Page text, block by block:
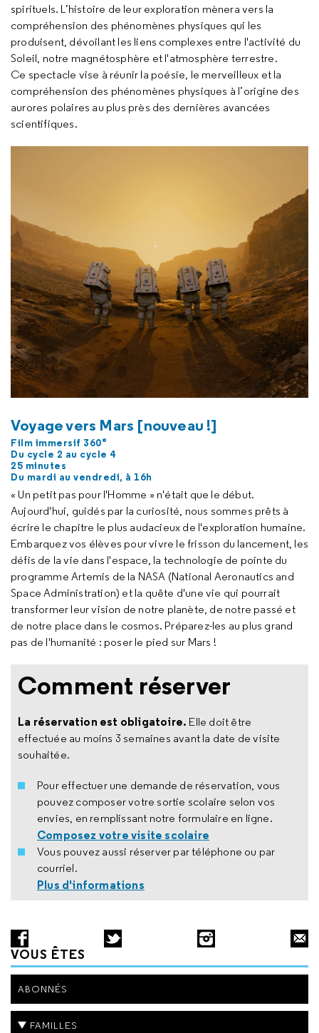
spirituels. L’histoire de leur exploration mènera vers la
compréhension des phénomènes physiques qui les
produisent, dévoilant les liens complexes entre l'activité du
Soleil, notre magnétosphère et l'atmosphère terrestre.
Ce spectacle vise à réunir la poésie, le merveilleux et la
compréhension des phénomènes physiques à l’origine des
aurores polaires au plus près des dernières avancées
scientifiques.
Voyage vers Mars [nouveau !]
Film immersif 360°
Du cycle 2 au cycle 4
25 minutes
Du mardi au vendredi, à 16h
« Un petit pas pour l'Homme » n'était que le début.
Aujourd'hui, guidés par la curiosité, nous sommes prêts à
écrire le chapitre le plus audacieux de l'exploration humaine.
Embarquez vos élèves pour vivre le frisson du lancement, les
défis de la vie dans l'espace, la technologie de pointe du
programme Artemis de la NASA (National Aeronautics and
Space Administration) et la quête d'une vie qui pourrait
transformer leur vision de notre planète, de notre passé et
de notre place dans le cosmos. Préparez-les au plus grand
pas de l'humanité : poser le pied sur Mars !
Comment réserver
La réservation est obligatoire. Elle doit être
effectuée au moins 3 semaines avant la date de visite
souhaitée.
Pour effectuer une demande de réservation, vous
pouvez composer votre sortie scolaire selon vos
envies, en remplissant notre formulaire en ligne.
Composez votre visite scolaire
Vous pouvez aussi réserver par téléphone ou par
courriel.
Plus d'informations
VOUS ÊTES
ABONNÉS
FAMILLES